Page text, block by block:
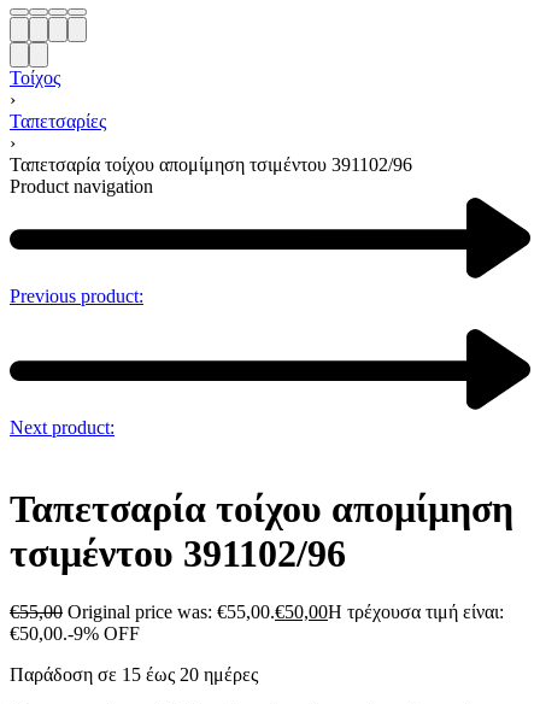
Τοίχος
›
Ταπετσαρίες
›
Ταπετσαρία τοίχου απομίμηση τσιμέντου 391102/96
Product navigation
Previous product:
Next product:
Ταπετσαρία τοίχου απομίμηση
τσιμέντου 391102/96
€55,00 Original price was: €55,00.€50,00Η τρέχουσα τιμή είναι:
€50,00.-9% OFF
Παράδοση σε 15 έως 20 ημέρες